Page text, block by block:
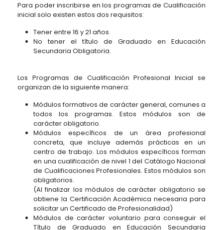
Para poder inscribirse en los programas de Cualificación
inicial solo existen estos dos requisitos:
Tener entre 16 y 21 años.
No tener el título de Graduado en Educación
Secundaria Obligatoria.
Los Programas de Cualificación Profesional Inicial se
organizan de la siguiente manera:
Módulos formativos de carácter general, comunes a
todos los programas. Estos módulos son de
carácter obligatorio.
Módulos específicos de un área profesional
concreta, que incluye además prácticas en un
centro de trabajo. Los módulos específicos forman
en una cualificación de nivel 1 del Catálogo Nacional
de Cualificaciones Profesionales. Estos módulos son
obligatorios.
(Al finalizar los módulos de carácter obligatorio se
obtiene la Certificación Académica necesaria para
solicitar un Certificado de Profesionalidad)
Módulos de carácter voluntario para conseguir el
Título de Graduado en Educación Secundaria